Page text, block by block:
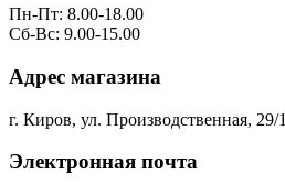
Пн-Пт: 8.00-18.00
Сб-Вс: 9.00-15.00
Адрес магазина
г. Киров, ул. Производственная, 29/1
Электронная почта